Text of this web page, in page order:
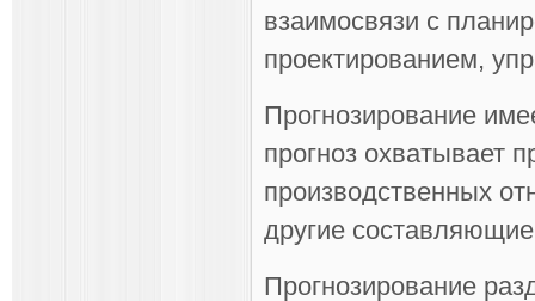
взаимосвязи с
проектированием,
Прогнозирование
прогноз охватывает
производственных
другие
Прогнозирование